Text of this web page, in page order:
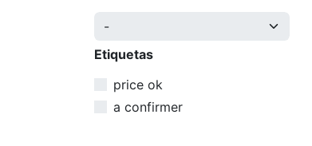
Etiquetas
price ok
a confirmer